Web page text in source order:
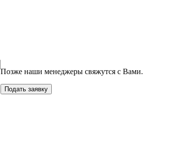
Позже наши менеджеры свяжутся с Вами.
Подать заявку